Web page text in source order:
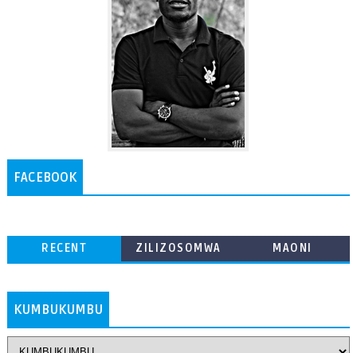
FACEBOOK
RECENT
ZILIZOSOMWA
MAONI
KUMBUKUMBU